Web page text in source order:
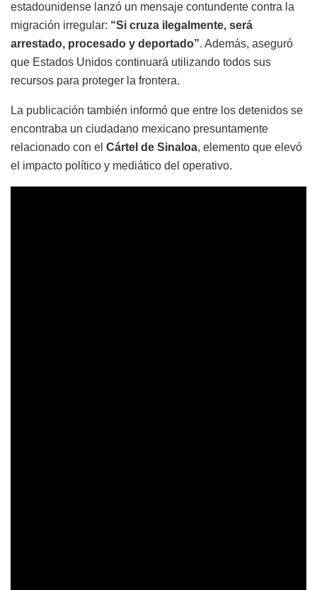
estadounidense lanzó un mensaje contundente contra la
migración irregular: “Si cruza ilegalmente, será
arrestado, procesado y deportado”. Además, aseguró
que Estados Unidos continuará utilizando todos sus
recursos para proteger la frontera.
La publicación también informó que entre los detenidos se
encontraba un ciudadano mexicano presuntamente
relacionado con el Cártel de Sinaloa, elemento que elevó
el impacto político y mediático del operativo.